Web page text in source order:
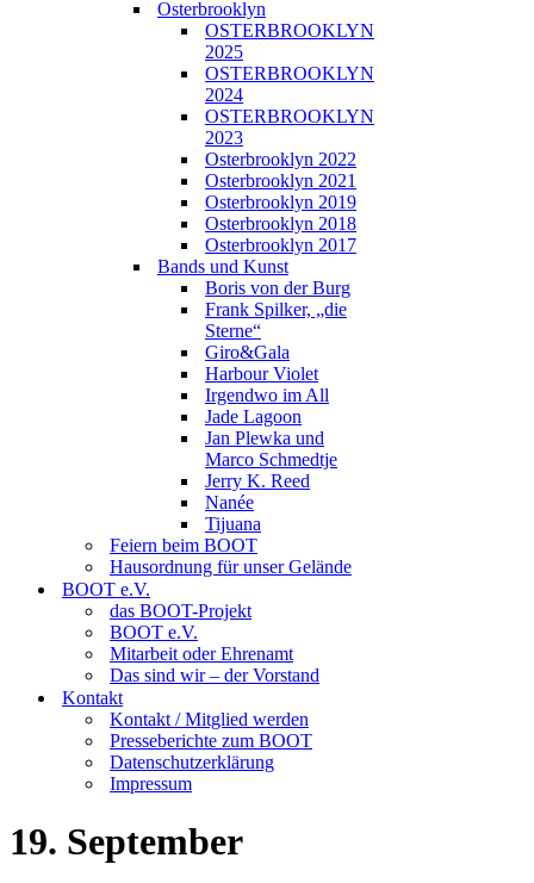
Osterbrooklyn
OSTERBROOKLYN
2025
OSTERBROOKLYN
2024
OSTERBROOKLYN
2023
Osterbrooklyn 2022
Osterbrooklyn 2021
Osterbrooklyn 2019
Osterbrooklyn 2018
Osterbrooklyn 2017
Bands und Kunst
Boris von der Burg
Frank Spilker, „die
Sterne“
Giro&Gala
Harbour Violet
Irgendwo im All
Jade Lagoon
Jan Plewka und
Marco Schmedtje
Jerry K. Reed
Nanée
Tijuana
Feiern beim BOOT
Hausordnung für unser Gelände
BOOT e.V.
das BOOT-Projekt
BOOT e.V.
Mitarbeit oder Ehrenamt
Das sind wir – der Vorstand
Kontakt
Kontakt / Mitglied werden
Presseberichte zum BOOT
Datenschutzerklärung
Impressum
19. September